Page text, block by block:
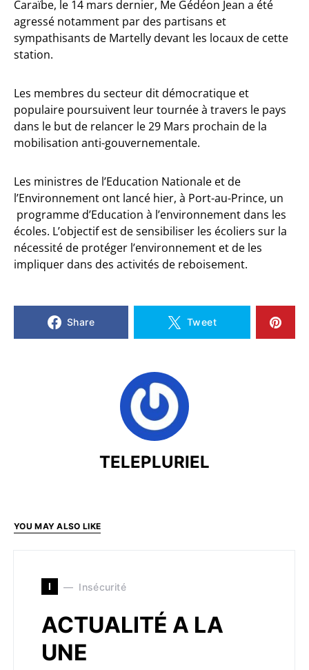
Caraïbe, le 14 mars dernier, Me Gédéon Jean a été
agressé notamment par des partisans et
sympathisants de Martelly devant les locaux de cette
station.
Les membres du secteur dit démocratique et
populaire poursuivent leur tournée à travers le pays
dans le but de relancer le 29 Mars prochain de la
mobilisation anti-gouvernementale.
Les ministres de l’Education Nationale et de
l’Environnement ont lancé hier, à Port-au-Prince, un
programme d’Education à l’environnement dans les
écoles. L’objectif est de sensibiliser les écoliers sur la
nécessité de protéger l’environnement et de les
impliquer dans des activités de reboisement.
Share Tweet
TELEPLURIEL
YOU MAY ALSO LIKE
I Insécurité
ACTUALITÉ A LA
UNE